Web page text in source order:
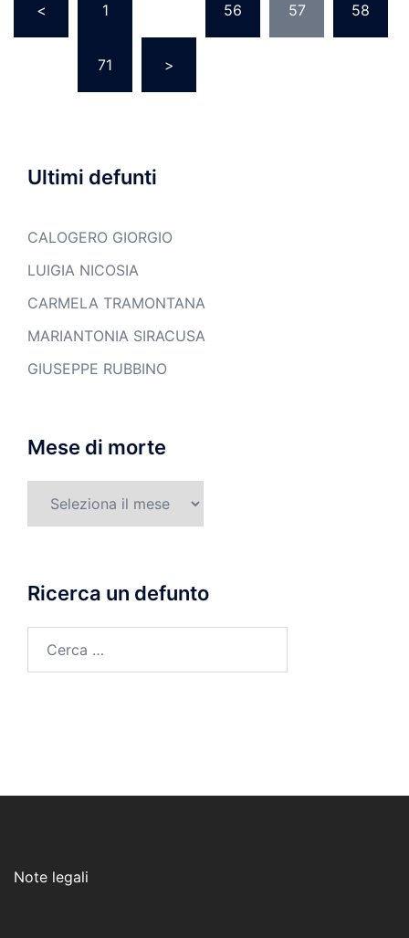
degli
articoli
< 1 56 57 58
71 >
Ultimi defunti
CALOGERO GIORGIO
LUIGIA NICOSIA
CARMELA TRAMONTANA
MARIANTONIA SIRACUSA
GIUSEPPE RUBBINO
Mese di morte
Ricerca un defunto
Note legali